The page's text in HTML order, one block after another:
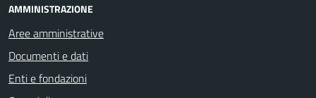
AMMINISTRAZIONE
Aree amministrative
Documenti e dati
Enti e fondazioni